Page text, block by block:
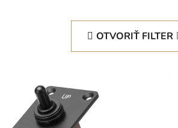
OTVORIŤ FILTER